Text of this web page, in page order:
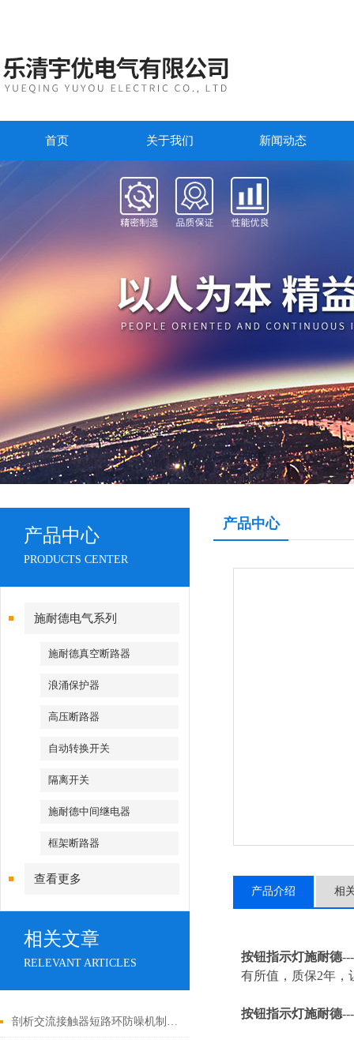
首页 关于我们 新闻动态
产品中心
PRODUCTS CENTER
施耐德电气系列
施耐德真空断路器
浪涌保护器
高压断路器
自动转换开关
隔离开关
施耐德中间继电器
框架断路器
查看更多
相关文章
RELEVANT ARTICLES
剖析交流接触器短路环防噪机制与电气安全操作红线
产品中心
产品介绍 相
按钮指示灯施耐德
有所值，质保2年，
按钮指示灯施耐德---